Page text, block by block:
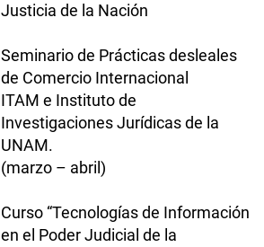
Justicia de la Nación
Seminario de Prácticas desleales
de Comercio Internacional
ITAM e Instituto de
Investigaciones Jurídicas de la
UNAM.
(marzo – abril)
Curso “Tecnologías de Información
en el Poder Judicial de la